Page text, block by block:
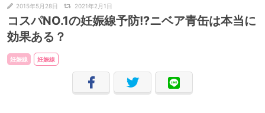
2015年5月28日 2021年2月1日
コスパNO.1の妊娠線予防!?ニベア青缶は本当に
効果ある？
妊娠線 妊娠線